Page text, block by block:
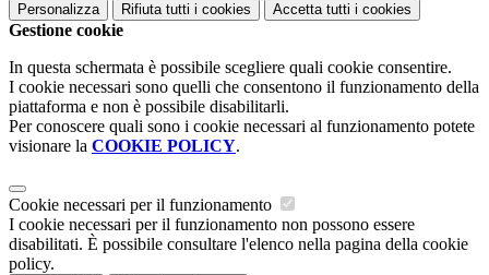
Personalizza Rifiuta tutti i cookies Accetta tutti i cookies
Gestione cookie
In questa schermata è possibile scegliere quali cookie consentire.
I cookie necessari sono quelli che consentono il funzionamento della
piattaforma e non è possibile disabilitarli.
Per conoscere quali sono i cookie necessari al funzionamento potete
visionare la COOKIE POLICY.
Cookie necessari per il funzionamento
I cookie necessari per il funzionamento non possono essere
disabilitati. È possibile consultare l'elenco nella pagina della cookie
policy.